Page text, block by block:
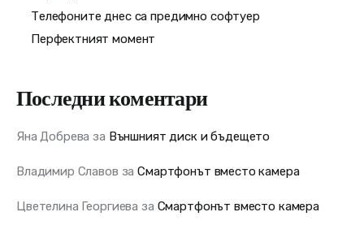
Телефоните днес са предимно софтуер
Перфектният момент
Последни коментари
Яна Добрева за Външният диск и бъдещето
Владимир Славов заСмартфонът вместо камера
Цветелина Георгиева за Смартфонът вместо камера